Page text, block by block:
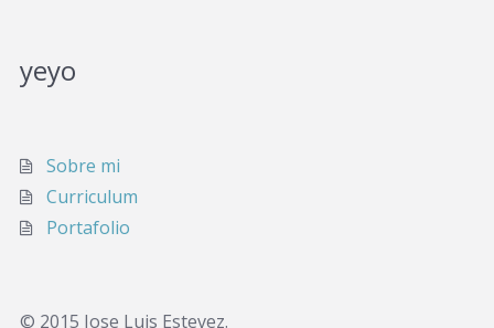
yeyo
Sobre mi
Curriculum
Portafolio
© 2015 Jose Luis Estevez.